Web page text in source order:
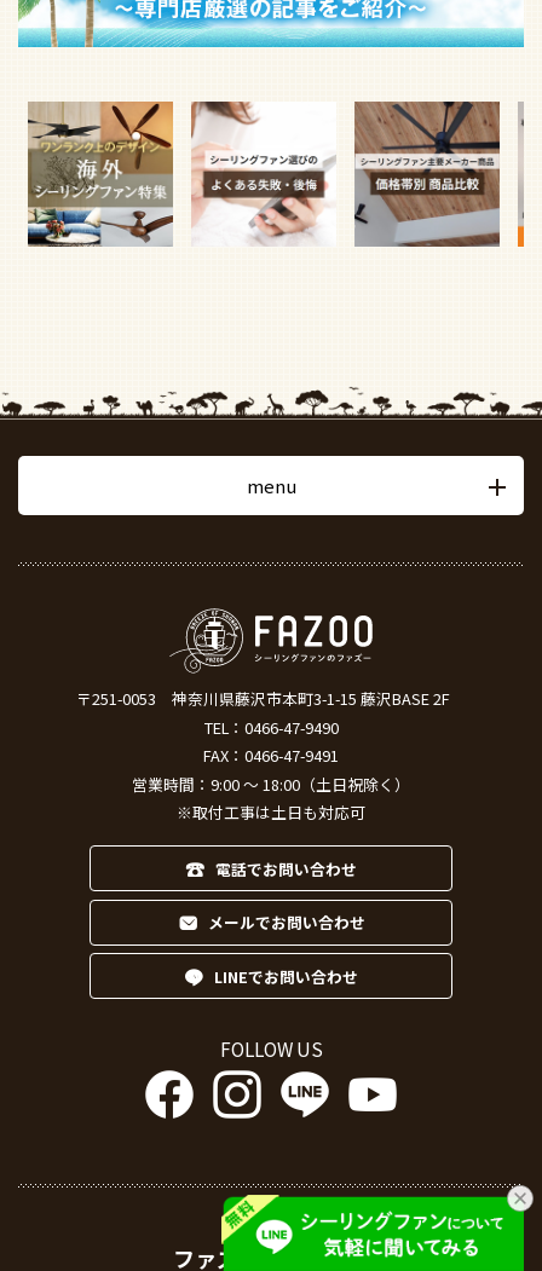
menu
〒251-0053
神奈川県藤沢市本町3-1-15 藤沢BASE 2F
TEL： 0466-47-9490
FAX：0466-47-9491
営業時間：9:00 ～ 18:00（土日祝除く）
※取付工事は土日も対応可
電話でお問い合わせ
メールでお問い合わせ
LINEでお問い合わせ
FOLLOW US
ファズーと仲間たち